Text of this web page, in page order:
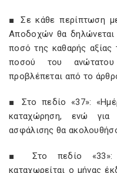
■ Σε κάθε περίπτωση
Αποδοχών θα
ποσό της καθαρής αξίας
ποσού του ανώτατου
προβλέπεται από το
■ Στο πεδίο «37»:
καταχώρηση, ενώ για
ασφάλισης θα
■ Στο πεδίο «33»:
καταχωρείται ο μήνας